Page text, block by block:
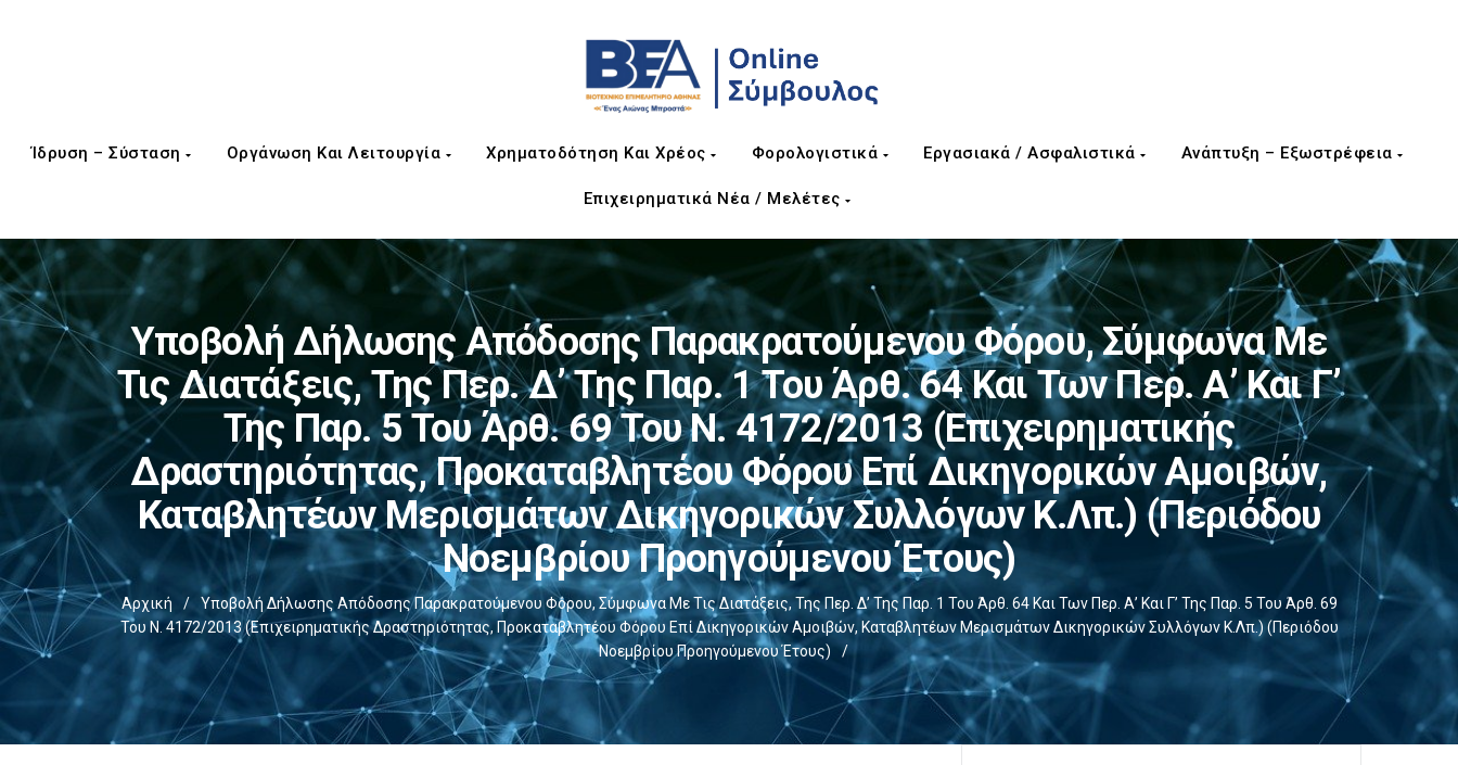
Ίδρυση – Σύσταση Οργάνωση Και Λειτουργία Χρηματοδότηση Και Χρέος Φορολογιστικά Εργασιακά / Ασφαλιστικά Ανάπτυξη – Εξωστρέφεια
Επιχειρηματικά Νέα / Μελέτες
Υποβολή Δήλωσης Απόδοσης Παρακρατούμενου Φόρου, Σύμφωνα Με
Τις Διατάξεις, Της Περ. Δ’ Της Παρ. 1 Του Άρθ. 64 Και Των Περ. Α’ Και Γ’
Της Παρ. 5 Του Άρθ. 69 Του Ν. 4172/2013 (επιχειρηματικής
Δραστηριότητας, Προκαταβλητέου Φόρου Επί Δικηγορικών Αμοιβών,
Καταβλητέων Μερισμάτων Δικηγορικών Συλλόγων Κ.λπ.) (περιόδου
Νοεμβρίου Προηγούμενου Έτους)
Αρχική /
Υποβολή Δήλωσης Απόδοσης Παρακρατούμενου Φόρου, Σύμφωνα Με Τις Διατάξεις, Της Περ. Δ’ Της Παρ. 1 Του Άρθ. 64 Και Των Περ. Α’ Και Γ’ Της Παρ. 5 Του Άρθ. 69
Του Ν. 4172/2013 (επιχειρηματικής Δραστηριότητας, Προκαταβλητέου Φόρου Επί Δικηγορικών Αμοιβών, Καταβλητέων Μερισμάτων Δικηγορικών Συλλόγων Κ.λπ.) (περιόδου
Νοεμβρίου Προηγούμενου Έτους)
/